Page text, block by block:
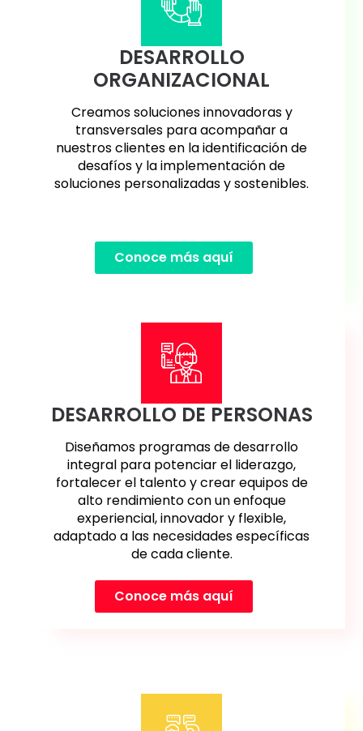
DESARROLLO
ORGANIZACIONAL
Creamos soluciones innovadoras y
transversales para acompañar a
nuestros clientes en la identificación de
desafíos y la implementación de
soluciones personalizadas y sostenibles.
Conoce más aquí
DESARROLLO DE PERSONAS
Diseñamos programas de desarrollo
integral para potenciar el liderazgo,
fortalecer el talento y crear equipos de
alto rendimiento con un enfoque
experiencial, innovador y flexible,
adaptado a las necesidades específicas
de cada cliente.
Conoce más aquí